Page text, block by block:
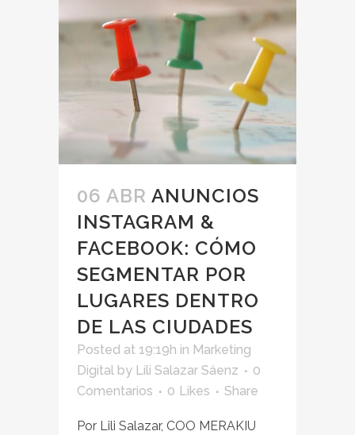
06 ABR ANUNCIOS
INSTAGRAM &
FACEBOOK: CÓMO
SEGMENTAR POR
LUGARES DENTRO
DE LAS CIUDADES
Posted at 19:19h in Marketing
Digital by Lili Salazar Sáenz
0
Comentarios
0 Likes Share
Por Lili Salazar, COO MERAKIU